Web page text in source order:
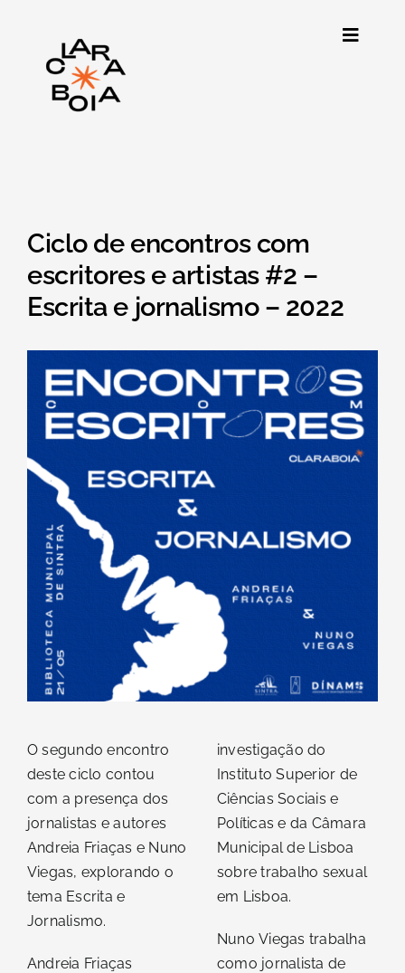
content
Toggle
Publicações
Arquivo
Sobre nós
Contacto
Ciclo de encontros com
escritores e artistas #2 –
Escrita e jornalismo – 2022
O segundo encontro
deste ciclo contou
com a presença dos
jornalistas e autores
Andreia Friaças e Nuno
Viegas, explorando o
tema Escrita e
Jornalismo.
Andreia Friaças
investigação do
Instituto Superior de
Ciências Sociais e
Políticas e da Câmara
Municipal de Lisboa
sobre trabalho sexual
em Lisboa.
Nuno Viegas trabalha
como jornalista de